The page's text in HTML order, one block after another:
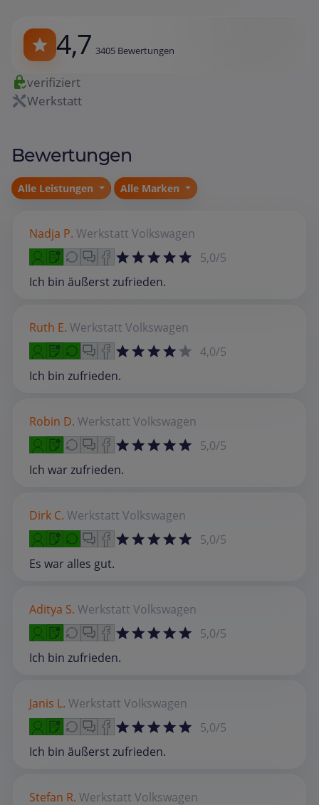
4,7 3405 Bewertungen
verifiziert
Werkstatt
Bewertungen
Alle Leistungen Alle Marken
Nadja P. Werkstatt Volkswagen
5,0/5
Ich bin äußerst zufrieden.
Ruth E. Werkstatt Volkswagen
4,0/5
Ich bin zufrieden.
Robin D. Werkstatt Volkswagen
5,0/5
Ich war zufrieden.
Dirk C. Werkstatt Volkswagen
5,0/5
Es war alles gut.
Aditya S. Werkstatt Volkswagen
5,0/5
Ich bin zufrieden.
Janis L. Werkstatt Volkswagen
5,0/5
Ich bin äußerst zufrieden.
Stefan R. Werkstatt Volkswagen